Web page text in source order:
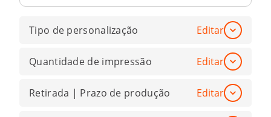
Tipo de personalização Editar
Quantidade de impressão Editar
Retirada | Prazo de produção Editar